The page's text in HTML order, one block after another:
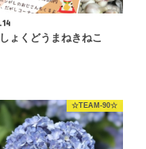
ょくどうまねきねこ
☆TEAM-90☆